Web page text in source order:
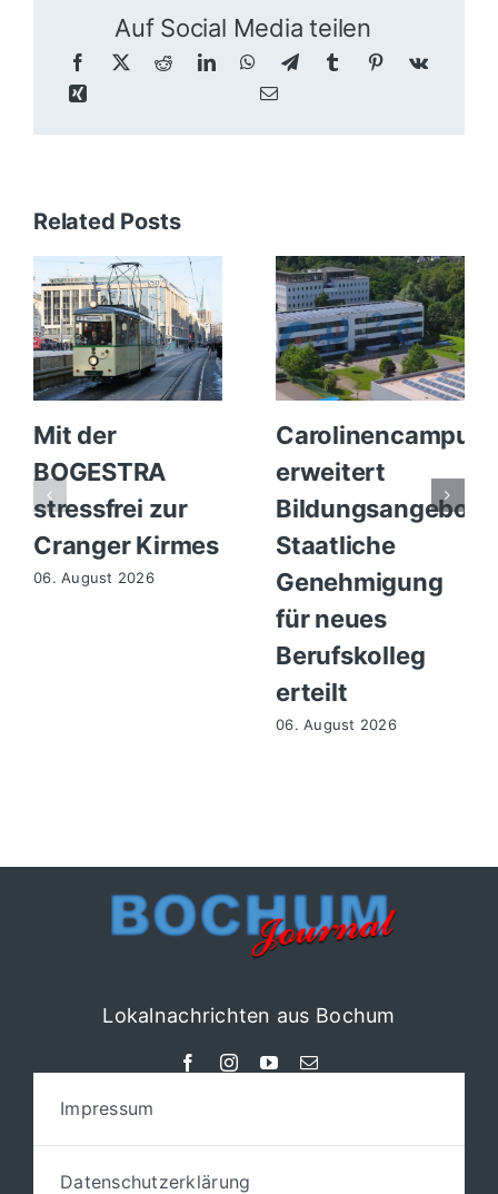
Auf Social Media teilen
Related Posts
Mit der
BOGESTRA
stressfrei zur
Cranger Kirmes
06. August 2026
Carolinencampus
erweitert
Bildungsangebot:
Staatliche
Genehmigung
für neues
Berufskolleg
erteilt
06. August 2026
Lokalnachrichten aus Bochum
Impressum
Datenschutzerklärung